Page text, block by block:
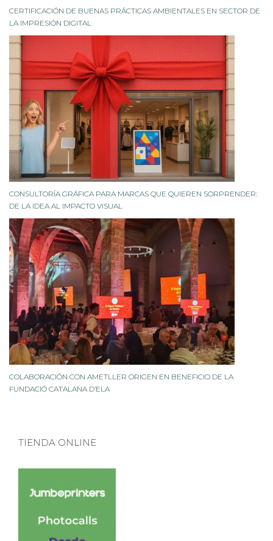
CERTIFICACIÓN DE BUENAS PRÁCTICAS AMBIENTALES EN SECTOR DE
LA IMPRESIÓN DIGITAL
CONSULTORÍA GRÁFICA PARA MARCAS QUE QUIEREN SORPRENDER:
DE LA IDEA AL IMPACTO VISUAL
COLABORACIÓN CON AMETLLER ORIGEN EN BENEFICIO DE LA
FUNDACIÓ CATALANA D’ELA
TIENDA ONLINE